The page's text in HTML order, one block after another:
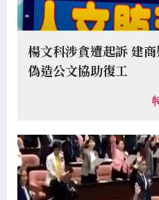
楊文科涉貪遭起訴 建
偽造公文協助復工